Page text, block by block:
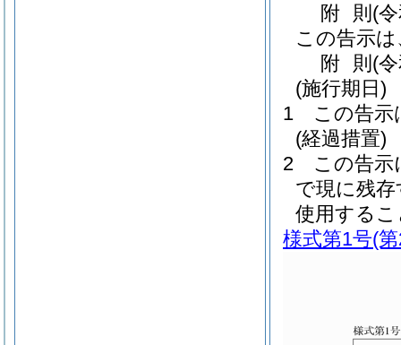
附 則 (
この告示
附 則 (
(施行期日)
1
この告示
(経過措置)
2
この告示
で現に残
使用する
様式第1号(